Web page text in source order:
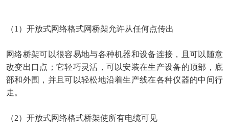
（1）开放式网络格式网桥架允许从任何点传出
网络桥架可以很容易地与各种机器和设备连接，且可以随意
改变出口点；它轻巧灵活，可以安装在生产设备的顶部，底
部和外围，并且可以轻松地沿着生产线在各种仪器的中间行
走。
（2）开放式网络格式桥架使所有电缆可见